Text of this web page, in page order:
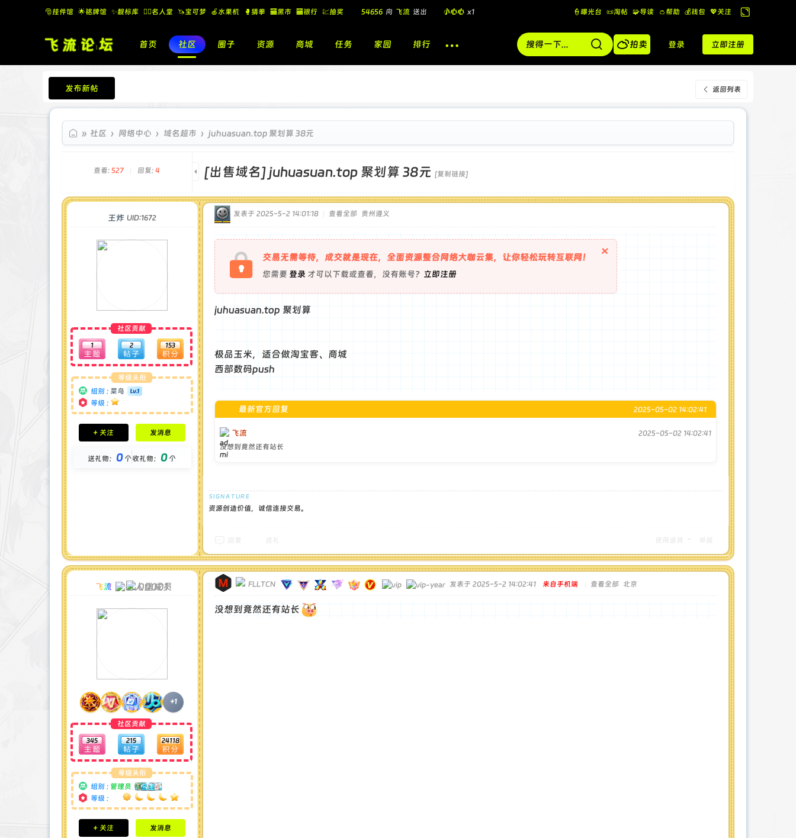
🎅挂件馆 🌟铭牌馆 ✨️靓标库 🧚‍♂️名人堂 🦄宝可梦 🍎水果机 🥊猜拳 🏧黑市 🏧银行 💹抽奖 👮曝光台 📜淘帖 🧩导读 👛帮助 💰️钱包 💖关注
换
到
宽
版
首页 社区 圈子 资源 商城 任务 家园 排行 拍卖 登录 立即注册
返回列表
发布新帖
飞流论坛
» 社区 › 网络中心 › 域名超市 › juhuasuan.top 聚划算 38元
查看: 527 回复: 4 [出售域名] juhuasuan.top 聚划算 38元 [复制链接]
王炸 UID:1672
社区贡献
1 2 153
等级头衔
组别 : 菜鸟
等级 :
积分成就
钻石 : 0 颗
金币 : 0 枚
+ 关注 发消息
送礼物： 0个收礼物： 0个
发表于 2025-5-2 14:01:18 查看全部 贵州遵义
交易无需等待，成交就是现在，全面资源整合网络大咖云集，让你轻松玩转互联网！
您需要 登录 才可以下载或查看，没有账号？ 立即注册
×
juhuasuan.top 聚划算
极品玉米，适合做淘宝客、商城
西部数码push
最新官方回复 2025-05-02 14:02:41
飞流
2025-05-02 14:02:41
没想到竟然还有站长
资源创造价值，诚信连接交易。
飞流 00001
+1
社区贡献
345 215 24118
等级头衔
组别 : 管理员
等级 :
积分成就
钻石 : 185 颗
+ 关注 发消息
FLLTCN 发表于 2025-5-2 14:02:41 来自手机端 查看全部 北京
没想到竟然还有站长